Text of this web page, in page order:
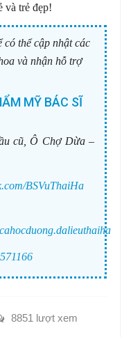
và trẻ đẹp!
thể cập nhật các
và nhận hỗ trợ
MỸ BÁC SĨ
cũ, Ô Chợ Dừa –
BSVuThaiHa
8851 lượt xem